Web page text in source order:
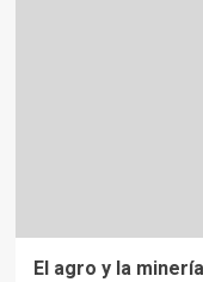
El agro y la